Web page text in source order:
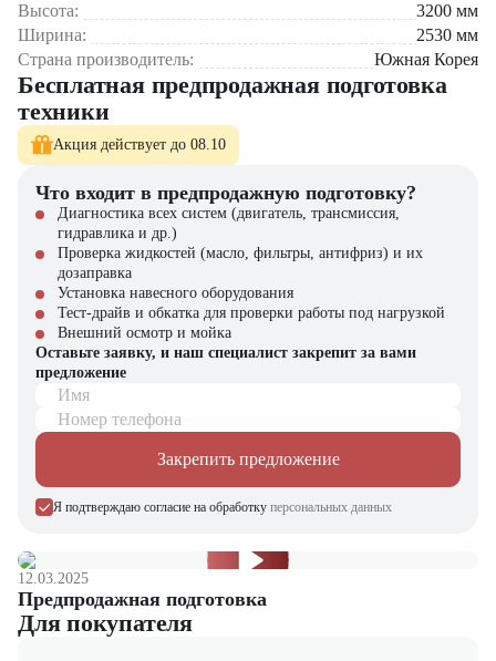
производительность. Модель демонстрирует превосходные
результаты при работе в самых сложных условиях современного
мегаполиса.
Экскаватор Doosan DX210Wможно приобрести в компании
"ЦТО". Мы являемся официальным дилером и предлагаем новые
модели техники с полным сервисным сопровождением. На нашем
сайте вы найдете широкий выбор спецтехники, вилочной и малой
складской техники, навесного оборудования и запчастей.
Высота:
3200 мм
Ширина:
2530 мм
Страна производитель:
Южная Корея
Бесплатная предпродажная подготовка
техники
Акция действует до 08.10
Что входит в предпродажную подготовку?
Диагностика всех систем (двигатель, трансмиссия,
гидравлика и др.)
Проверка жидкостей (масло, фильтры, антифриз) и их
дозаправка
Установка навесного оборудования
Тест-драйв и обкатка для проверки работы под нагрузкой
Внешний осмотр и мойка
Оставьте заявку, и наш специалист закрепит за вами
предложение
Имя
Номер телефона
Закрепить предложение
Я подтверждаю согласие на обработку персональных данных
12.03.2025
Предпродажная подготовка
Для покупателя